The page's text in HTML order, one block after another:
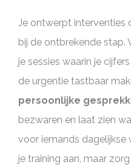
Je ontwerpt interventies
bij de ontbrekende stap.
je sessies waarin je
de urgentie tastbaar
persoonlijke
bezwaren en laat zien
voor iemands dagelijkse
je training aan, maar